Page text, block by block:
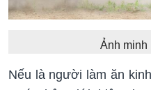
Ảnh minh
Nếu là người làm ăn